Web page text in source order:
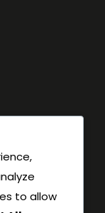
to allow